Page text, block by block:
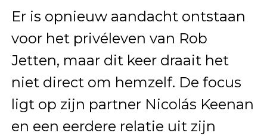
Er is opnieuw aandacht ontstaan
voor het privéleven van Rob
Jetten, maar dit keer draait het
niet direct om hemzelf. De focus
ligt op zijn partner Nicolás Keenan
en een eerdere relatie uit zijn